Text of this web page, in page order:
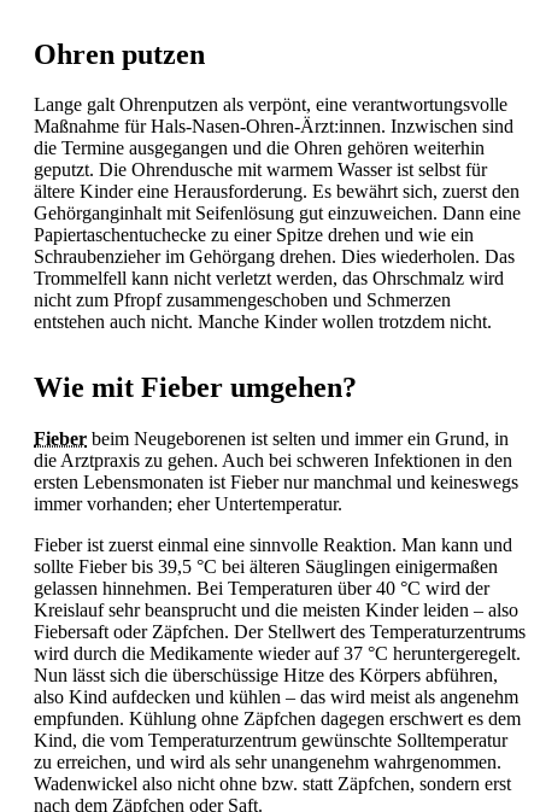
Ohren putzen
Lange galt Ohrenputzen als verpönt, eine verantwortungsvolle
Maßnahme für Hals-Nasen-Ohren-Ärzt:innen. Inzwischen sind
die Termine ausgegangen und die Ohren gehören weiterhin
geputzt. Die Ohrendusche mit warmem Wasser ist selbst für
ältere Kinder eine Herausforderung. Es bewährt sich, zuerst den
Gehörganginhalt mit Seifenlösung gut einzuweichen. Dann eine
Papiertaschentuchecke zu einer Spitze drehen und wie ein
Schraubenzieher im Gehörgang drehen. Dies wiederholen. Das
Trommelfell kann nicht verletzt werden, das Ohrschmalz wird
nicht zum Pfropf zusammengeschoben und Schmerzen
entstehen auch nicht. Manche Kinder wollen trotzdem nicht.
Wie mit Fieber umgehen?
Fieber beim Neugeborenen ist selten und immer ein Grund, in
die Arztpraxis zu gehen. Auch bei schweren Infektionen in den
ersten Lebensmonaten ist Fieber nur manchmal und keineswegs
immer vorhanden; eher Untertemperatur.
Fieber ist zuerst einmal eine sinnvolle Reaktion. Man kann und
sollte Fieber bis 39,5 °C bei älteren Säuglingen einigermaßen
gelassen hinnehmen. Bei Temperaturen über 40 °C wird der
Kreislauf sehr beansprucht und die meisten Kinder leiden – also
Fiebersaft oder Zäpfchen. Der Stellwert des Temperaturzentrums
wird durch die Medikamente wieder auf 37 °C heruntergeregelt.
Nun lässt sich die überschüssige Hitze des Körpers abführen,
also Kind aufdecken und kühlen – das wird meist als angenehm
empfunden. Kühlung ohne Zäpfchen dagegen erschwert es dem
Kind, die vom Temperaturzentrum gewünschte Solltemperatur
zu erreichen, und wird als sehr unangenehm wahrgenommen.
Wadenwickel also nicht ohne bzw. statt Zäpfchen, sondern erst
nach dem Zäpfchen oder Saft.